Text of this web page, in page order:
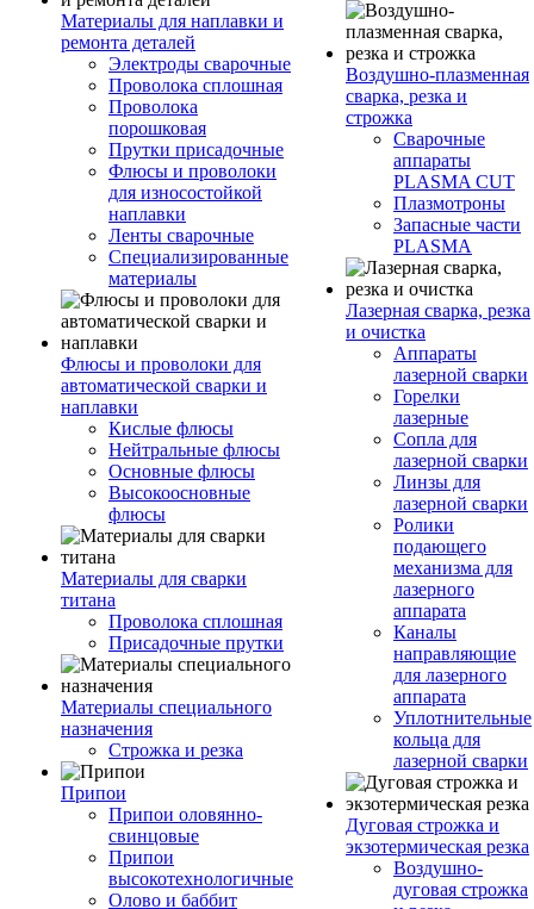
Материалы для наплавки и
ремонта деталей
Электроды сварочные
Проволока сплошная
Проволока
порошковая
Прутки присадочные
Флюсы и проволоки
для износостойкой
наплавки
Ленты сварочные
Специализированные
материалы
Флюсы и проволоки для
автоматической сварки и
наплавки
Кислые флюсы
Нейтральные флюсы
Основные флюсы
Высокоосновные
флюсы
Материалы для сварки
титана
Проволока сплошная
Присадочные прутки
Материалы специального
назначения
Строжка и резка
Припои
Припои оловянно-
свинцовые
Припои
высокотехнологичные
Олово и баббит
Воздушно-плазменная
сварка, резка и
строжка
Сварочные
аппараты
PLASMA CUT
Плазмотроны
Запасные части
PLASMA
Лазерная сварка, резка
и очистка
Аппараты
лазерной сварки
Горелки
лазерные
Сопла для
лазерной сварки
Линзы для
лазерной сварки
Ролики
подающего
механизма для
лазерного
аппарата
Каналы
направляющие
для лазерного
аппарата
Уплотнительные
кольца для
лазерной сварки
Дуговая строжка и
экзотермическая резка
Воздушно-
дуговая строжка